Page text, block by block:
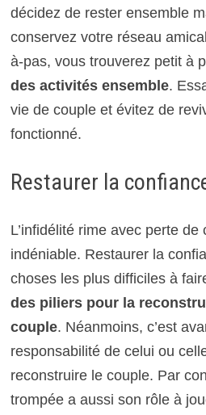
décidez de rester ensemble
conservez votre réseau
à-pas, vous trouverez petit à
des activités ensemble.
vie de couple et évitez de
fonctionné.
Restaurer la
L’infidélité rime avec perte de
indéniable. Restaurer la
choses les plus difficiles à
des piliers pour la
couple. Néanmoins, c’est
responsabilité de celui ou
reconstruire le couple. Par
trompée a aussi son rôle à